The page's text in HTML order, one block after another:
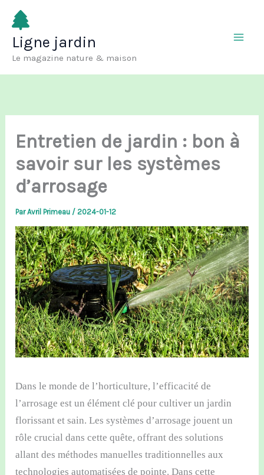
Aller
contenu
Ligne jardin
Le magazine nature & maison
Entretien de jardin : bon à
savoir sur les systèmes
d’arrosage
ParAvril Primeau /2024-01-12
Dans le monde de l’horticulture, l’efficacité de
l’arrosage est un élément clé pour cultiver un jardin
florissant et sain. Les systèmes d’arrosage jouent un
rôle crucial dans cette quête, offrant des solutions
allant des méthodes manuelles traditionnelles aux
technologies automatisées de pointe. Dans cette